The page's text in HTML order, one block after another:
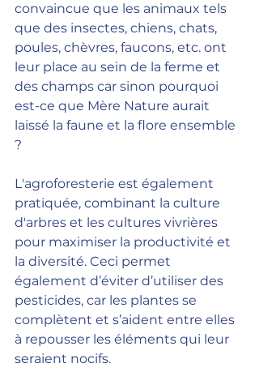
convaincue que les animaux tels
que des insectes, chiens, chats,
poules, chèvres, faucons, etc. ont
leur place au sein de la ferme et
des champs car sinon pourquoi
est-ce que Mère Nature aurait
laissé la faune et la flore ensemble
?
L'agroforesterie est également
pratiquée, combinant la culture
d'arbres et les cultures vivrières
pour maximiser la productivité et
la diversité. Ceci permet
également d’éviter d’utiliser des
pesticides, car les plantes se
complètent et s’aident entre elles
à repousser les éléments qui leur
seraient nocifs.